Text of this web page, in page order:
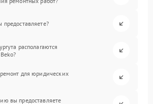
располагаются
для юридических
вы предоставляете